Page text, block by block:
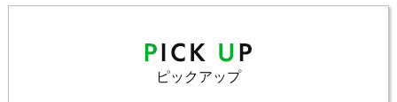
ピックアップ